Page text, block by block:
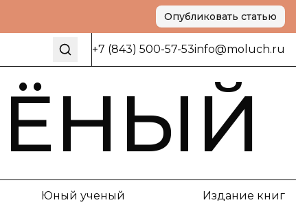
Опубликовать статью
+7 (843) 500-57-53info@moluch.ru
Юный ученый Издание книг